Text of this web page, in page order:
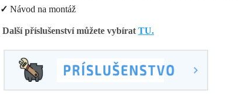
✓ Návod na montáž
Další příslušenství můžete vybírat TU.